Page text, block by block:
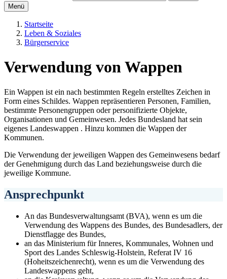
Menü
Startseite
Leben & Soziales
Bürgerservice
Verwendung von Wappen
Ein Wappen ist ein nach bestimmten Regeln erstelltes Zeichen in
Form eines Schildes. Wappen repräsentieren Personen, Familien,
bestimmte Personengruppen oder personifizierte Objekte,
Organisationen und Gemeinwesen. Jedes Bundesland hat sein
eigenes Landeswappen . Hinzu kommen die Wappen der
Kommunen.
Die Verwendung der jeweiligen Wappen des Gemeinwesens bedarf
der Genehmigung durch das Land beziehungsweise durch die
jeweilige Kommune.
Ansprechpunkt
An das Bundesverwaltungsamt (BVA), wenn es um die
Verwendung des Wappens des Bundes, des Bundesadlers, der
Dienstflagge des Bundes,
an das Ministerium für Inneres, Kommunales, Wohnen und
Sport des Landes Schleswig-Holstein, Referat IV 16
(Hoheitszeichenrecht), wenn es um die Verwendung des
Landeswappens geht,